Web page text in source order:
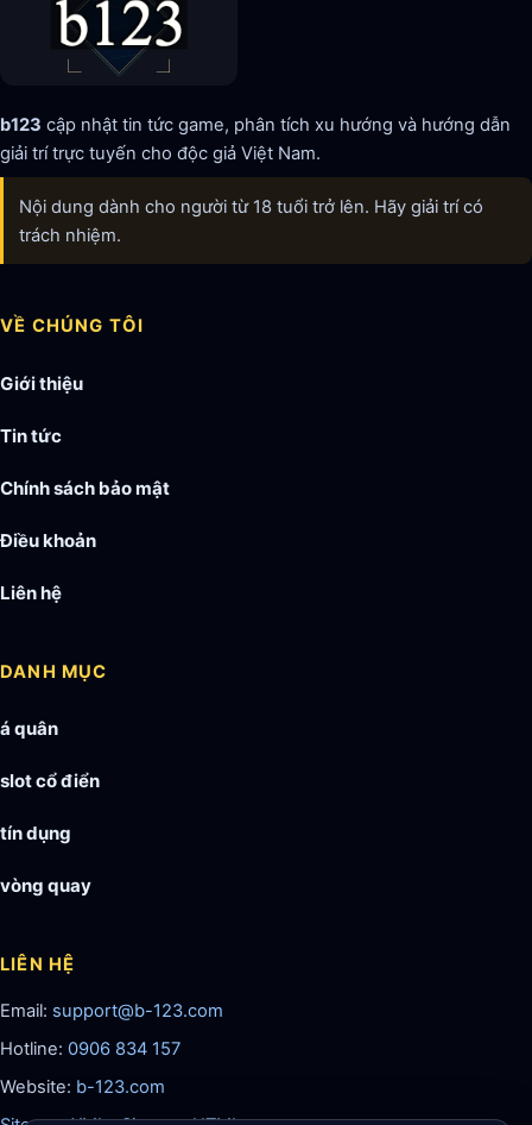
b123 cập nhật tin tức game, phân tích xu hướng và hướng dẫn
giải trí trực tuyến cho độc giả Việt Nam.
Nội dung dành cho người từ 18 tuổi trở lên. Hãy giải trí có
trách nhiệm.
VỀ CHÚNG TÔI
Giới thiệu
Tin tức
Chính sách bảo mật
Điều khoản
Liên hệ
DANH MỤC
á quân
slot cổ điển
tín dụng
vòng quay
LIÊN HỆ
Email: support@b-123.com
Hotline: 0906 834 157
Website: b-123.com